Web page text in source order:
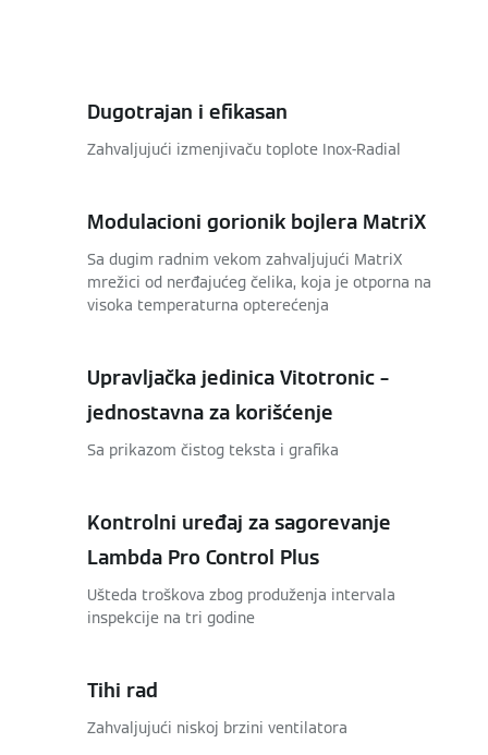
Dugotrajan i efikasan
Zahvaljujući izmenjivaču toplote Inox-Radial
Modulacioni gorionik bojlera MatriX
Sa dugim radnim vekom zahvaljujući MatriX
mrežici od nerđajućeg čelika, koja je otporna na
visoka temperaturna opterećenja
Upravljačka jedinica Vitotronic –
jednostavna za korišćenje
Sa prikazom čistog teksta i grafika
Kontrolni uređaj za sagorevanje
Lambda Pro Control Plus
Ušteda troškova zbog produženja intervala
inspekcije na tri godine
Tihi rad
Zahvaljujući niskoj brzini ventilatora